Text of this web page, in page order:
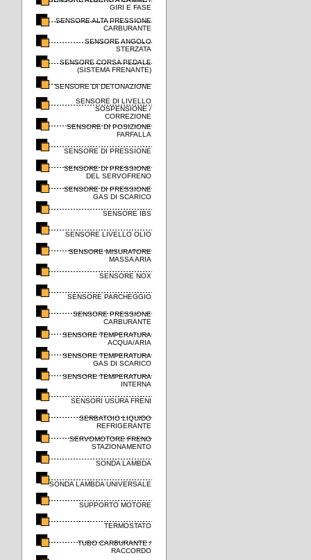
GIRI E FASE
SENSORE ALTA PRESSIONE
CARBURANTE
SENSORE ANGOLO
STERZATA
SENSORE CORSA PEDALE
(SISTEMA FRENANTE)
SENSORE DI DETONAZIONE
SENSORE DI LIVELLO
SOSPENSIONE /
CORREZIONE
SENSORE DI POSIZIONE
FARFALLA
SENSORE DI PRESSIONE
SENSORE DI PRESSIONE
DEL SERVOFRENO
SENSORE DI PRESSIONE
GAS DI SCARICO
SENSORE IBS
SENSORE LIVELLO OLIO
SENSORE MISURATORE
MASSA ARIA
SENSORE NOX
SENSORE PARCHEGGIO
SENSORE PRESSIONE
CARBURANTE
SENSORE TEMPERATURA
ACQUA/ARIA
SENSORE TEMPERATURA
GAS DI SCARICO
SENSORE TEMPERATURA
INTERNA
SENSORI USURA FRENI
SERBATOIO LIQUIDO
REFRIGERANTE
SERVOMOTORE FRENO
STAZIONAMENTO
SONDA LAMBDA
SONDA LAMBDA UNIVERSALE
SUPPORTO MOTORE
TERMOSTATO
TUBO CARBURANTE /
RACCORDO